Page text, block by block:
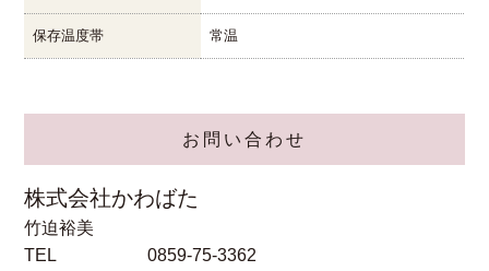
保存温度帯 常温
お問い合わせ
株式会社かわばた
竹迫裕美
TEL
0859-75-3362